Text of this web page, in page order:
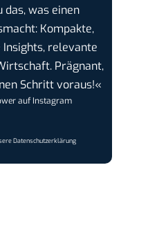
das, was einen
Kompakte,
Insights, relevante
Prägnant,
Schritt voraus!«
auf Instagram
Datenschutzerklärung